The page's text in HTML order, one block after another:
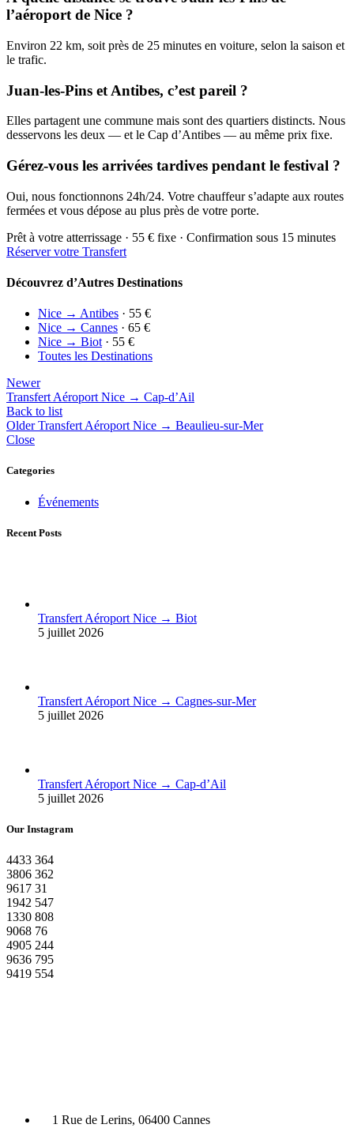
l’aéroport de Nice ?
Environ 22 km, soit près de 25 minutes en voiture, selon la saison et
le trafic.
Juan-les-Pins et Antibes, c’est pareil ?
Elles partagent une commune mais sont des quartiers distincts. Nous
desservons les deux — et le Cap d’Antibes — au même prix fixe.
Gérez-vous les arrivées tardives pendant le festival ?
Oui, nous fonctionnons 24h/24. Votre chauffeur s’adapte aux routes
fermées et vous dépose au plus près de votre porte.
Prêt à votre atterrissage · 55 € fixe · Confirmation sous 15 minutes
Réserver votre Transfert
Découvrez d’Autres Destinations
Nice → Antibes · 55 €
Nice → Cannes · 65 €
Nice → Biot · 55 €
Toutes les Destinations
Newer
Transfert Aéroport Nice → Cap-d’Ail
Back to list
Older Transfert Aéroport Nice → Beaulieu-sur-Mer
Close
Categories
Événements
Recent Posts
Transfert Aéroport Nice → Biot
5 juillet 2026
Transfert Aéroport Nice → Cagnes-sur-Mer
5 juillet 2026
Transfert Aéroport Nice → Cap-d’Ail
5 juillet 2026
Our Instagram
4433 364
3806 362
9617 31
1942 547
1330 808
9068 76
4905 244
9636 795
9419 554
1 Rue de Lerins, 06400 Cannes